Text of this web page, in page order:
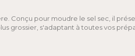
pour moudre le sel sec, il
grossier, s'adaptant à toutes vos